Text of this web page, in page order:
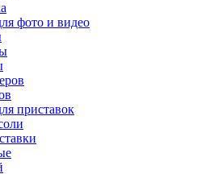
фото и видео
приставок